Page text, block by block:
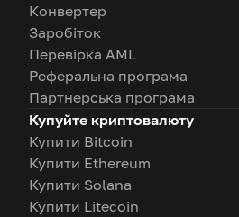
Конвертер
Заробіток
Перевірка AML
Реферальна програма
Партнерська програма
Купуйте криптовалюту
Купити Bitcoin
Купити Ethereum
Купити Solana
Купити Litecoin